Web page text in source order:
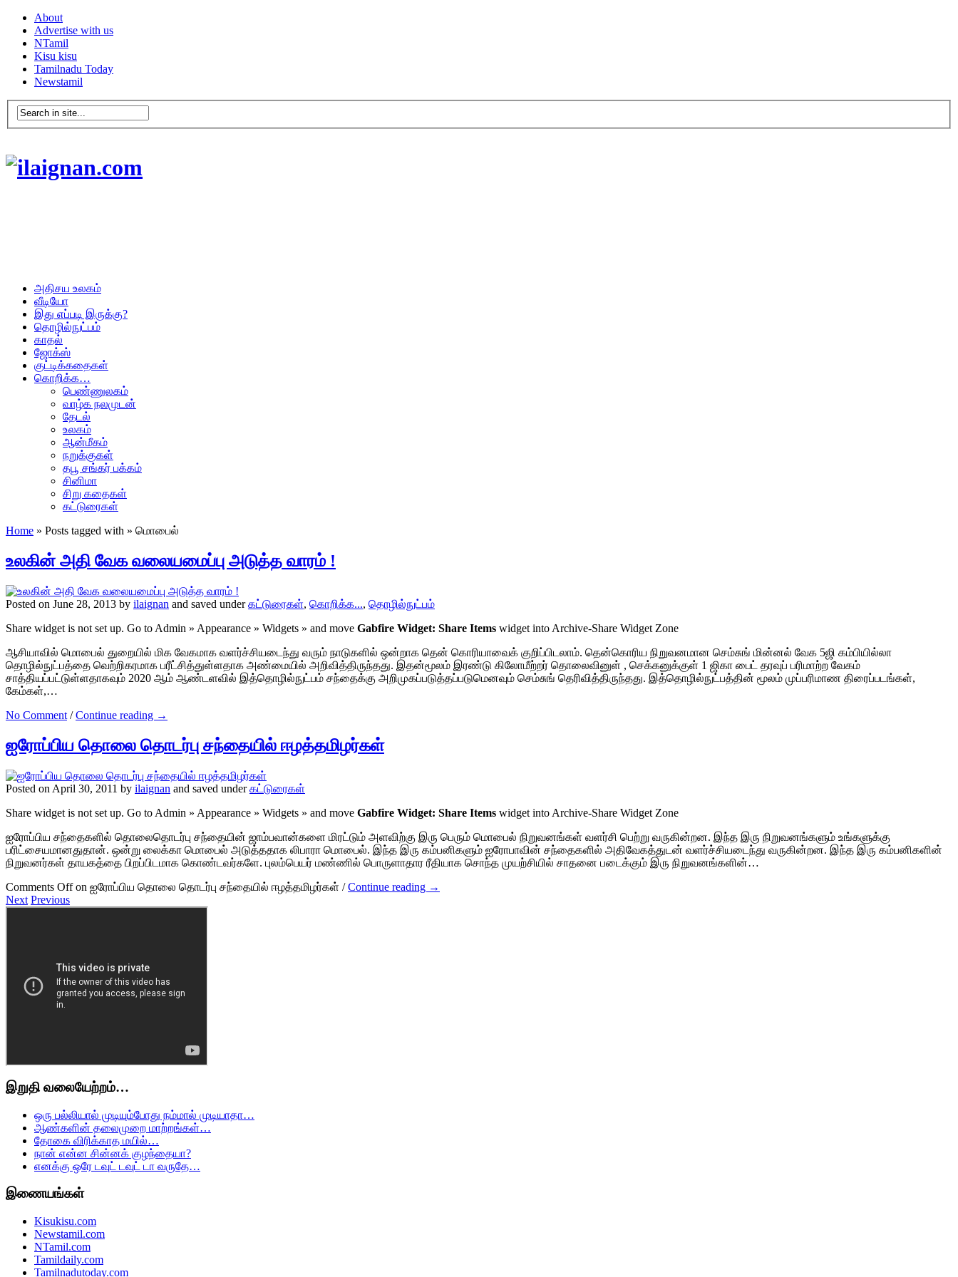
About
Advertise with us
NTamil
Kisu kisu
Tamilnadu Today
Newstamil
அதிசய உலகம்
வீடியோ
இது எப்படி இருக்கு?
தொழில்நுட்பம்
காதல்
ஜோக்ஸ்
குட்டிக்கதைகள்
கொறிக்க…
பெண்ணுலகம்
வாழ்க நலமுடன்
தேடல்
உலகம்
ஆன்மீகம்
நறுக்குகள்
தபூ சங்கர் பக்கம்
சினிமா
சிறு கதைகள்
கட்டுரைகள்
Home » Posts tagged with » மொபைல்
உலகின் அதி வேக வலையமைப்பு அடுத்த வாரம் !
Posted on June 28, 2013 by ilaignan and saved underகட்டுரைகள், கொறிக்க..., தொழில்நுட்பம்
Share widget is not set up. Go to Admin » Appearance » Widgets » and move Gabfire Widget: Share Items widget into Archive-Share Widget Zone
ஆசியாவில் மொபைல் துறையில் மிக வேகமாக வளர்ச்சியடைந்து வரும் நாடுகளில் ஒன்றாக தென் கொரியாவைக் குறிப்பிடலாம். தென்கொரிய நிறுவனமான செம்சுங் மின்னல் வேக 5ஜி கம்பியில்லா
தொழில்நுட்பத்தை வெற்றிகரமாக பரீட்சித்துள்ளதாக அண்மையில் அறிவித்திருந்தது. இதன்மூலம் இரண்டு கிலோமீற்றர் தொலைவினுள் , செக்கனுக்குள் 1 ஜிகா பைட் தரவுப் பரிமாற்ற வேகம்
சாத்தியப்பட்டுள்ளதாகவும் 2020 ஆம் ஆண்டளவில் இத்தொழில்நுட்பம் சந்தைக்கு அறிமுகப்படுத்தப்படுமெனவும் செம்சுங் தெரிவித்திருந்தது. இத்தொழில்நுட்பத்தின் மூலம் முப்பரிமாண திரைப்படங்கள்,
கேம்கள்,…
No Comment /Continue reading →
ஐரோப்பிய தொலை தொடர்பு சந்தையில் ஈழத்தமிழர்கள்
Posted on April 30, 2011 by ilaignan and saved underகட்டுரைகள்
Share widget is not set up. Go to Admin » Appearance » Widgets » and move Gabfire Widget: Share Items widget into Archive-Share Widget Zone
ஐரோப்பிய சந்தைகளில் தொலைதொடர்பு சந்தையின் ஜாம்பவான்களை மிரட்டும் அளவிற்கு இரு பெரும் மொபைல் நிறுவனங்கள் வளர்சி பெற்று வருகின்றன. இந்த இரு நிறுவனங்களும் உங்களுக்கு
பரிட்சையமானதுதான். ஒன்று லைக்கா மொபைல் அடுத்ததாக லிபாரா மொபைல். இந்த இரு கம்பனிகளும் ஐரோபாவின் சந்தைகளில் அதிவேகத்துடன் வளர்ச்சியடைந்து வருகின்றன. இந்த இரு கம்பனிகளின்
நிறுவனர்கள் தாயகத்தை பிறப்பிடமாக கொண்டவர்களே. புலம்பெயர் மண்ணில் பொருளாதார ரீதியாக சொந்த முயற்சியில் சாதனை படைக்கும் இரு நிறுவனங்களின்…
Comments Offon ஐரோப்பிய தொலை தொடர்பு சந்தையில் ஈழத்தமிழர்கள் /Continue reading →
Next Previous
இறுதி வலையேற்றம்…
ஒரு பல்லியால் முடியும்போது நம்மால் முடியாதா…
ஆண்களின் தலைமுறை மாற்றங்கள்…
தோகை விரிக்காத மயில்…
நான் என்ன சின்னக் குழந்தையா?
எனக்கு ஒரே டவுட் டவுட் டா வருதே…
இணையங்கள்
Kisukisu.com
Newstamil.com
NTamil.com
Tamildaily.com
Tamilnadutoday.com